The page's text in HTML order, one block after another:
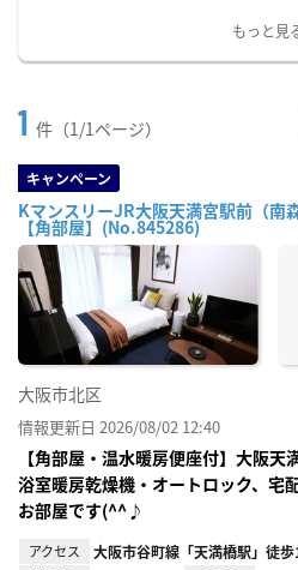
もっと見
1 件（1/1ページ）
キャンペーン
KマンスリーJR大阪天満宮駅前（南
【角部屋】(No.845286)
大阪市北区
情報更新日 2026/08/02 12:40
【角部屋・温水暖房便座付】大阪
浴室暖房乾燥機・オートロック、宅
お部屋です(^^♪
アクセス 大阪市谷町線「天満橋駅」徒